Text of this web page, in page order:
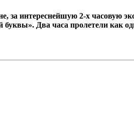
интереснейшую 2-х часовую
Два часа пролетели как